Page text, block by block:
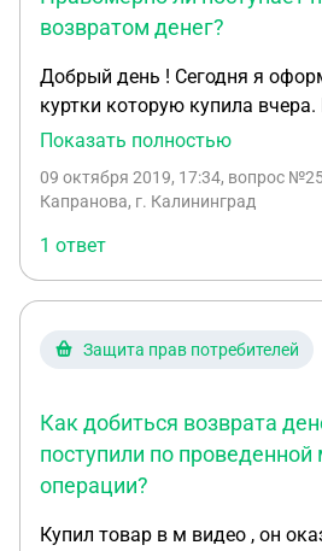
останутся вопросы,
Сбербанк по номеру 900. Мне говорят о возврате
товара, которого я в упор не видел...
кто прав в этой ситуации и
возвратом денег?
Добрый день ! Сегодня я оформила возврат
куртки которую купила
необходимые документы, но в
банковской картой) оформят
Показать полностью
09 октября 2019, 17:34, вопрос
Капранова, г. Калининград
1 ответ
Защита прав потребителей
Как добиться возврата
поступили по проведенной
операции?
Купил товар в м видео , он